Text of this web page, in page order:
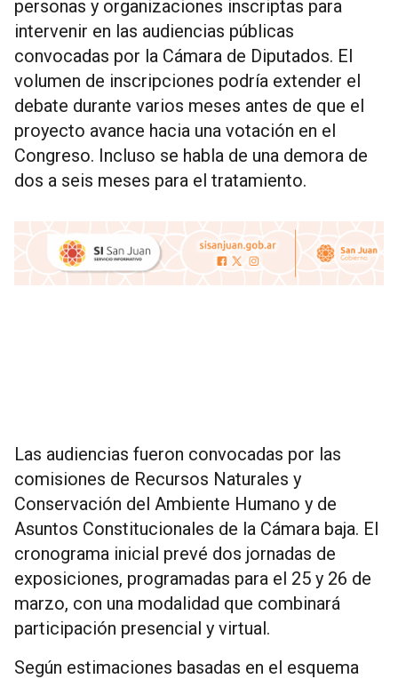
personas y organizaciones inscriptas para
intervenir en las audiencias públicas
convocadas por la Cámara de Diputados. El
volumen de inscripciones podría extender el
debate durante varios meses antes de que el
proyecto avance hacia una votación en el
Congreso. Incluso se habla de una demora de
dos a seis meses para el tratamiento.
Las audiencias fueron convocadas por las
comisiones de Recursos Naturales y
Conservación del Ambiente Humano y de
Asuntos Constitucionales de la Cámara baja. El
cronograma inicial prevé dos jornadas de
exposiciones, programadas para el 25 y 26 de
marzo, con una modalidad que combinará
participación presencial y virtual.
Según estimaciones basadas en el esquema